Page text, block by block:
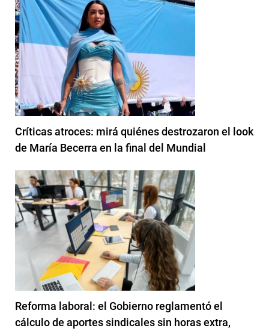
Críticas atroces: mirá quiénes destrozaron el look
de María Becerra en la final del Mundial
Reforma laboral: el Gobierno reglamentó el
cálculo de aportes sindicales sin horas extra,